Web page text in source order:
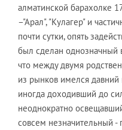
алматинской барахолке
–"Арал", "Кулагер" и
почти сутки, опять
был сделан однозначный
что между двумя
из рынков имелся
иногда доходивший до
неоднократно
совсем незначительный